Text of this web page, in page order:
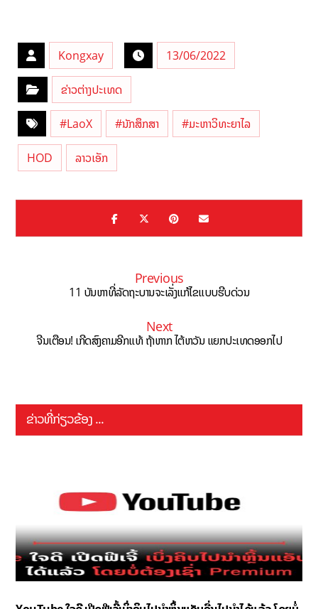
Kongxay 13/06/2022
ຂ່າວຕ່າງປະເທດ
#LaoX #ນັກສຶກສາ #ມະຫາວິທະຍາໄລ
HOD ລາວເອັກ
Previous
11 ບັນຫາທີ່ລັດຖະບານຈະເລັ່ງແກ້ໄຂແບບຮີບດ່ວນ
Next
ຈີນເຕືອນ! ເກີດສົງຄາມອີກແທ້ ຖ້າຫາກ ໄຕ້ຫວັນ ແຍກປະເທດອອກໄປ
ຂ່າວທີ່ກ່ຽວຂ້ອງ ...